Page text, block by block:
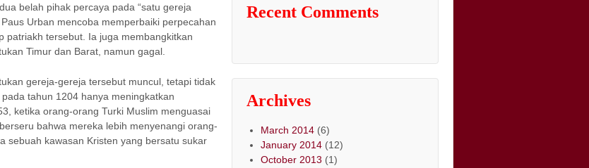
belah pihak percaya pada “satu gereja
Urban mencoba memperbaiki perpecahan
patriakh tersebut. Ia juga membangkitkan
Timur dan Barat, namun gagal.
gereja-gereja tersebut muncul, tetapi tidak
tahun 1204 hanya meningkatkan
ketika orang-orang Turki Muslim menguasai
bahwa mereka lebih menyenangi orang-
sebuah kawasan Kristen yang bersatu sukar
Recent Comments
Archives
March 2014 (6)
January 2014 (12)
October 2013 (1)